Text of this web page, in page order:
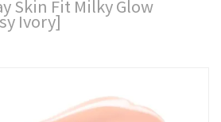
Skin Fit Milky Glow
Ivory]